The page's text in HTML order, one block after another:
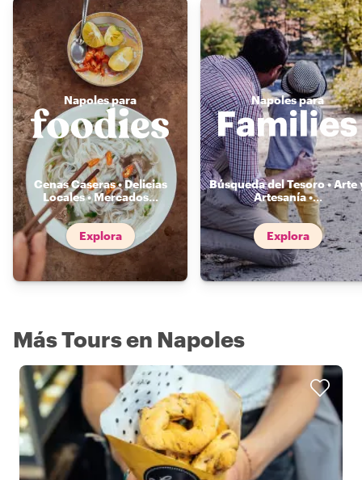
Napoles para
Cenas Caseras • Delicias
Locales • Mercados...
Explora
Napoles para
Búsqueda del Tesoro • Arte
Artesanía •...
Explora
Más Tours en Napoles